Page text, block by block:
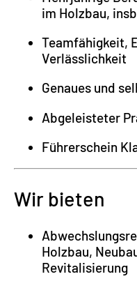
im Holzbau,
Teamfähigkeit,
Verlässlichkeit
Genaues und
Abgeleisteter
Führerschein
Wir bieten
Holzbau,
Revitalisierung